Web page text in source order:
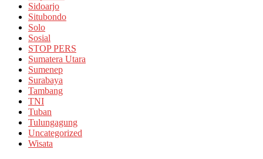
Sidoarjo
Situbondo
Solo
Sosial
STOP PERS
Sumatera Utara
Sumenep
Surabaya
Tambang
TNI
Tuban
Tulungagung
Uncategorized
Wisata